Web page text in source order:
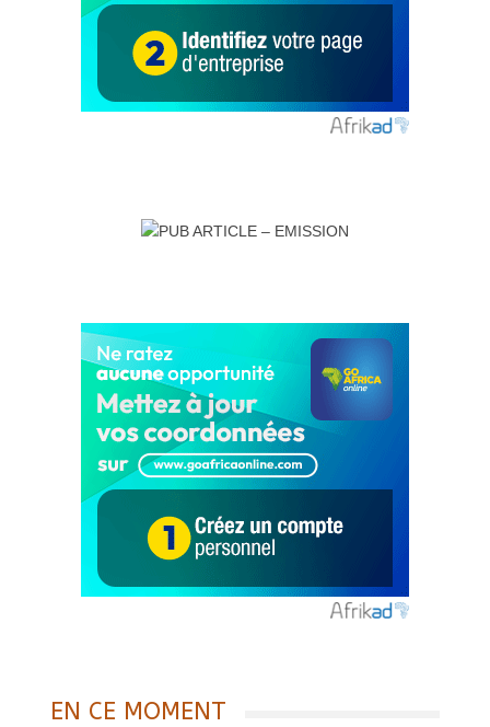
EN CE MOMENT